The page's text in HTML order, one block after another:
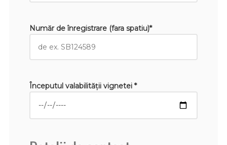
Număr de înregistrare (fara spatiu)*
Începutul valabilităţii vignetei *